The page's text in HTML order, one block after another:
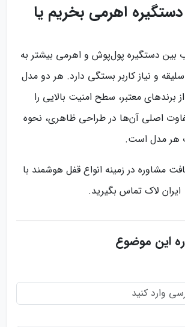
اهرمی بخریم یا
بین دستگیره پول‌پوش و اهرمی بیشتر به
و نیاز کاربر بستگی دارد. هر دو مدل
برندهای معتبر، سطح امنیت بالایی را
اصلی آن‌ها در طراحی ظاهری، نحوه
هر مدل است.
مشاوره در زمینه انواع قفل هوشمند با
ایران لاک تماس بگیرید.
این موضوع